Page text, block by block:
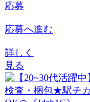
応募
応募へ進む
詳しく
見る